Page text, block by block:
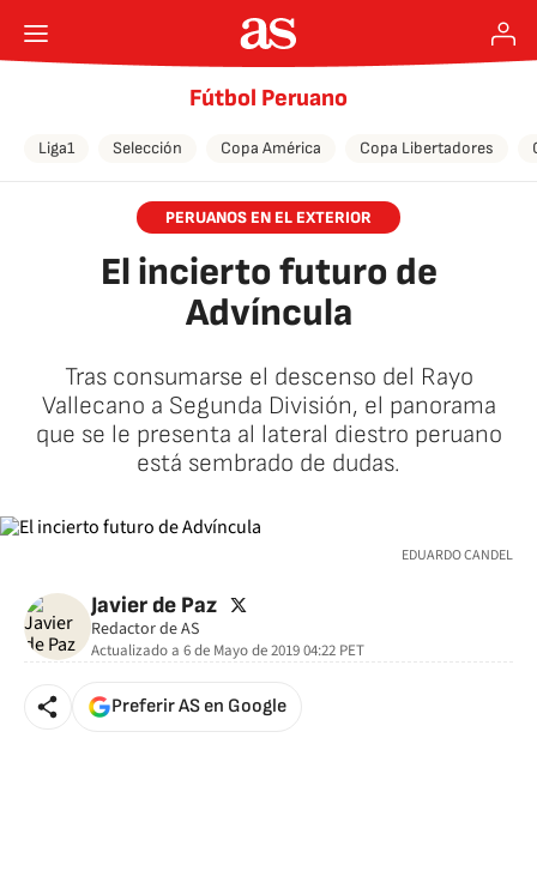
Fútbol Peruano
Liga1 Selección Copa América Copa Libertadores
PERUANOS EN EL EXTERIOR
El incierto futuro de
Advíncula
Tras consumarse el descenso del Rayo
Vallecano a Segunda División, el panorama
que se le presenta al lateral diestro peruano
está sembrado de dudas.
EDUARDO CANDEL
Javier de Paz twitter
Redactor de AS
Actualizado a 6 de Mayo de 2019 04:22 PET
Preferir AS en Google